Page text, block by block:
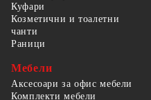
Куфари
Козметични и тоалетни
чанти
Раници
Мебели
Аксесоари за офис мебели
Комплекти мебели